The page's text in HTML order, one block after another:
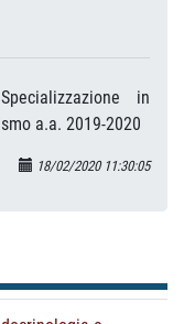
in
a.a. 2019-2020
18/02/2020 11:30:05